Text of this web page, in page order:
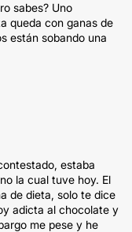
sabes? Uno
queda con ganas de
están sobando una
estaba
la cual tuve hoy. El
de dieta, solo te dice
adicta al chocolate y
me pese y he